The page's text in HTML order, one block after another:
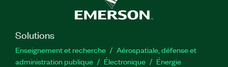
Solutions
Enseignement et recherche
Aérospatiale, défense et
administration publique
Électronique
Énergie​